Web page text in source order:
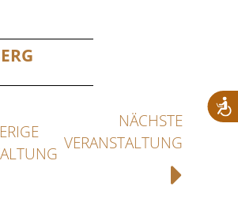
NÄCHSTE
VERANSTALTUNG